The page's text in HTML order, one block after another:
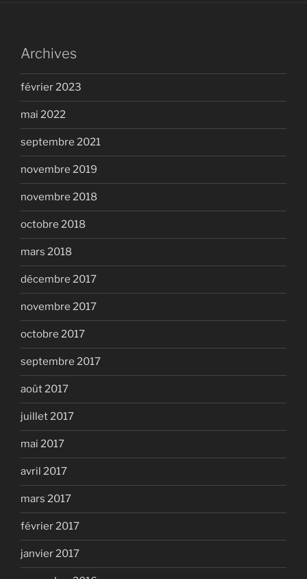
Archives
février 2023
mai 2022
septembre 2021
novembre 2019
novembre 2018
octobre 2018
mars 2018
décembre 2017
novembre 2017
octobre 2017
septembre 2017
août 2017
juillet 2017
mai 2017
avril 2017
mars 2017
février 2017
janvier 2017